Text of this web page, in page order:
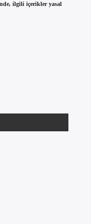
ilgili içerikler yasal